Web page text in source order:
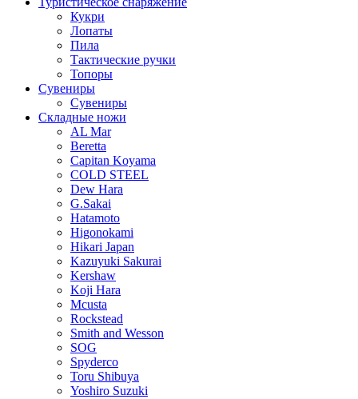
Кукри
Лопаты
Пила
Тактические ручки
Топоры
Сувениры
Сувениры
Складные ножи
AL Mar
Beretta
Capitan Koyama
COLD STEEL
Dew Hara
G.Sakai
Hatamoto
Higonokami
Hikari Japan
Kazuyuki Sakurai
Kershaw
Koji Hara
Mcusta
Rockstead
Smith and Wesson
SOG
Spyderco
Toru Shibuya
Yoshiro Suzuki